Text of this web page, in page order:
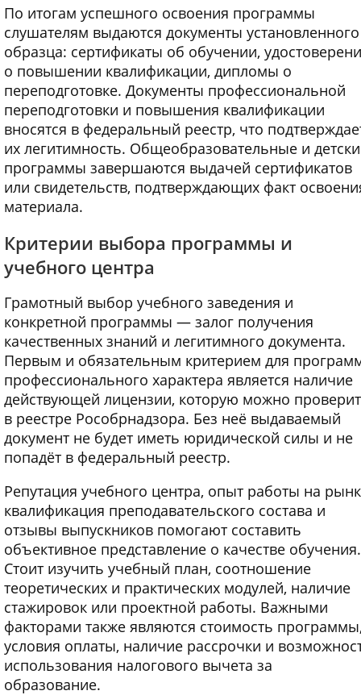
По итогам успешного освоения программы
слушателям выдаются документы установленного
образца: сертификаты об обучении,
о повышении квалификации, дипломы о
переподготовке. Документы профессиональной
переподготовки и повышения квалификации
вносятся в федеральный реестр, что
их легитимность. Общеобразовательные и
программы завершаются выдачей сертификатов
или свидетельств, подтверждающих факт
материала.
Критерии выбора программы и
учебного центра
Грамотный выбор учебного заведения и
конкретной программы — залог получения
качественных знаний и легитимного документа.
Первым и обязательным критерием для
профессионального характера является наличие
действующей лицензии, которую можно
в реестре Рособрнадзора. Без неё выдаваемый
документ не будет иметь юридической силы и не
попадёт в федеральный реестр.
Репутация учебного центра, опыт работы на
квалификация преподавательского состава и
отзывы выпускников помогают составить
объективное представление о качестве обучения.
Стоит изучить учебный план, соотношение
теоретических и практических модулей, наличие
стажировок или проектной работы. Важными
факторами также являются стоимость
условия оплаты, наличие рассрочки и
использования налогового вычета за
образование.